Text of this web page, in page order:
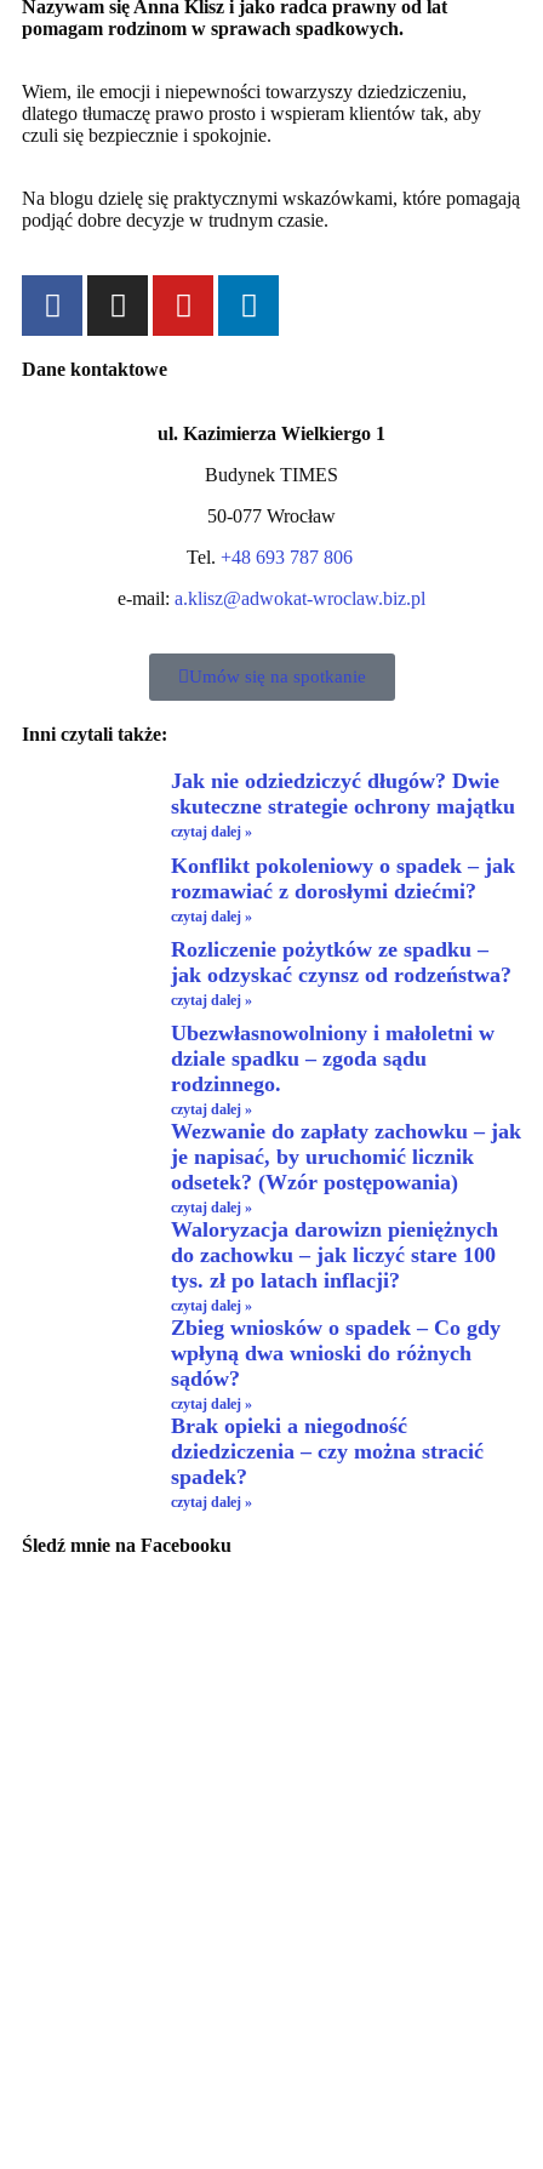
Nazywam się Anna Klisz i jako radca prawny od lat
pomagam rodzinom w sprawach spadkowych.
Wiem, ile emocji i niepewności towarzyszy dziedziczeniu,
dlatego tłumaczę prawo prosto i wspieram klientów tak, aby
czuli się bezpiecznie i spokojnie.
Na blogu dzielę się praktycznymi wskazówkami, które pomagają
podjąć dobre decyzje w trudnym czasie.
Dane kontaktowe
ul. Kazimierza Wielkiergo 1
Budynek TIMES
50-077 Wrocław
Tel. +48 693 787 806
e-mail: a.klisz@adwokat-wroclaw.biz.pl
Umów się na spotkanie
Inni czytali także:
Jak nie odziedziczyć długów? Dwie
skuteczne strategie ochrony majątku
czytaj dalej »
Konflikt pokoleniowy o spadek – jak
rozmawiać z dorosłymi dziećmi?
czytaj dalej »
Rozliczenie pożytków ze spadku –
jak odzyskać czynsz od rodzeństwa?
czytaj dalej »
Ubezwłasnowolniony i małoletni w
dziale spadku – zgoda sądu
rodzinnego.
czytaj dalej »
Wezwanie do zapłaty zachowku – jak
je napisać, by uruchomić licznik
odsetek? (Wzór postępowania)
czytaj dalej »
Waloryzacja darowizn pieniężnych
do zachowku – jak liczyć stare 100
tys. zł po latach inflacji?
czytaj dalej »
Zbieg wniosków o spadek – Co gdy
wpłyną dwa wnioski do różnych
sądów?
czytaj dalej »
Brak opieki a niegodność
dziedziczenia – czy można stracić
spadek?
czytaj dalej »
Śledź mnie na Facebooku